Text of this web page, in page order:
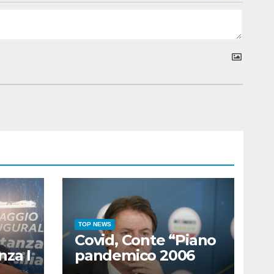
I
TOP NEWS
Covid, Conte “Piano
pandemico 2006